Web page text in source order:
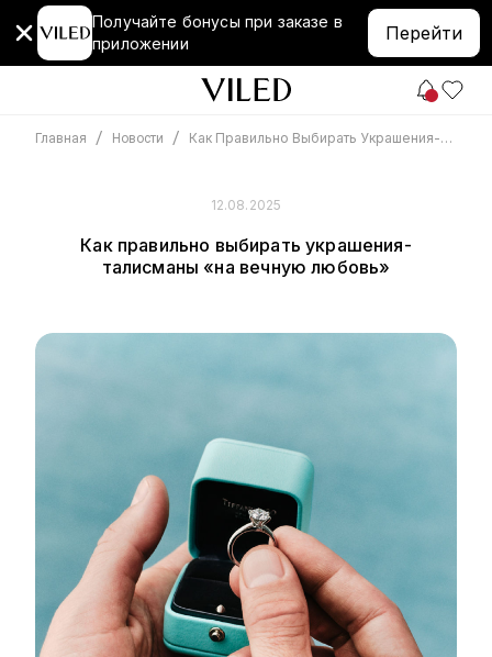
Получайте бонусы при заказе в
приложении
Перейти
Главная / Новости / Как Правильно Выбирать Украшения-Талисманы «на Вечную Любовь»
12.08.2025
Как правильно выбирать украшения-
талисманы «на вечную любовь»